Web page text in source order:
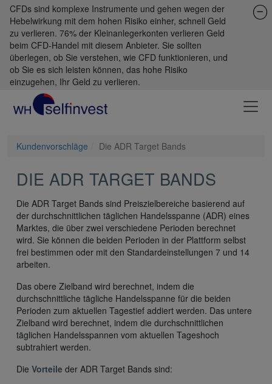
CFDs sind komplexe Instrumente und gehen wegen der
Hebelwirkung mit dem hohen Risiko einher, schnell Geld
zu verlieren. 76% der Kleinanlegerkonten verlieren Geld
beim CFD-Handel mit diesem Anbieter. Sie sollten
überlegen, ob Sie verstehen, wie CFD funktionieren, und
ob Sie es sich leisten können, das hohe Risiko
einzugehen, Ihr Geld zu verlieren.
Kundenvorschläge Die ADR Target Bands
DIE ADR TARGET BANDS
Die ADR Target Bands sind Preiszielbereiche basierend auf
der durchschnittlichen täglichen Handelsspanne (ADR) eines
Marktes, die über zwei verschiedene Perioden berechnet
wird. Sie können die beiden Perioden in der Plattform selbst
frei bestimmen oder mit den Standardeinstellungen 7 und 14
arbeiten.
Das obere Zielband wird berechnet, indem die
durchschnittliche tägliche Handelsspanne für die beiden
Perioden zum aktuellen Tagestief addiert werden. Das untere
Zielband wird berechnet, indem die durchschnittlichen
täglichen Handelsspannen vom aktuellen Tageshoch
subtrahiert werden.
Die Vorteile der ADR Target Bands sind: